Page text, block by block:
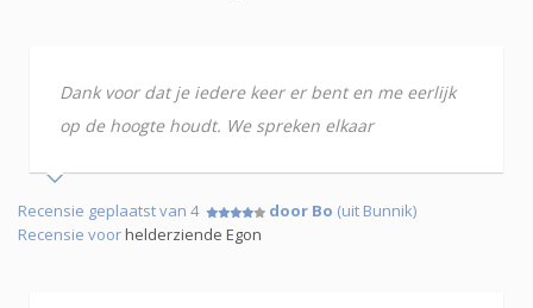
Dank voor dat je iedere keer er bent en me eerlijk
op de hoogte houdt. We spreken elkaar
Recensie geplaatst van 4 door Bo (uit Bunnik)
Recensie voorhelderziende Egon